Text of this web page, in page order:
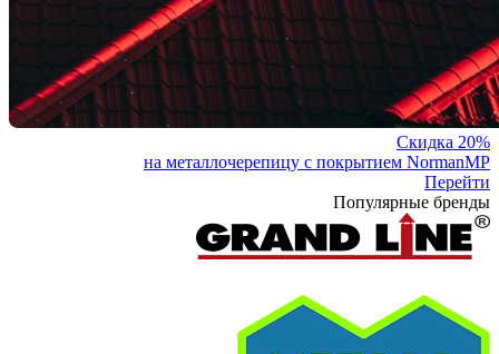
Скидка 20%
на металлочерепицу с покрытием NormanMP
Перейти
Популярные бренды